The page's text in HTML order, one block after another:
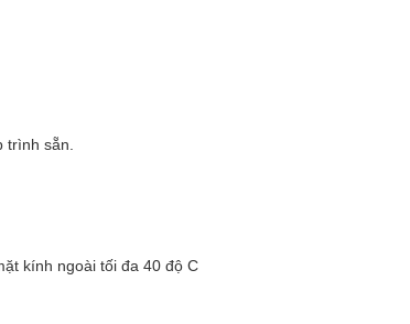
trình sẵn.
kính ngoài tối đa 40 độ C